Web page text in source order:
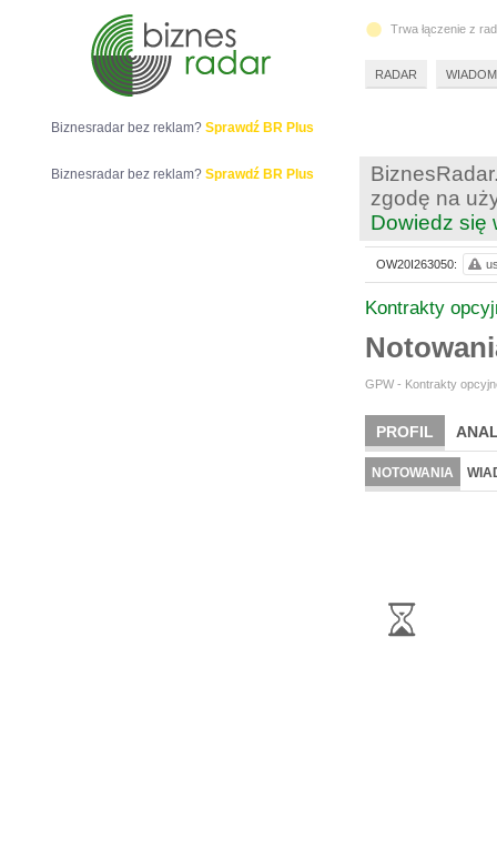
zgodę na
Dowiedz się
Kontrakty
GPW - Kontrakty
PROFIL
NOTOWANIA
OW20I263050:
Biznesradar bez reklam? Sprawdź BR Plus
Biznesradar bez reklam? Sprawdź BR Plus
Trwa łączenie z
RADAR